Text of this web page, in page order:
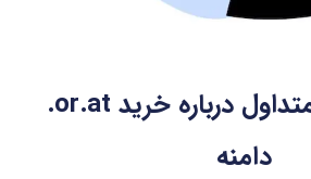
.or.at
دامنه